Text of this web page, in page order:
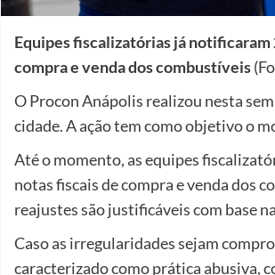
Equipes fiscalizatórias já
compra e venda dos combustíveis
O Procon Anápolis realizou nesta
cidade. A ação tem como objetivo o
Até o momento, as equipes
notas fiscais de compra e venda dos
reajustes são justificáveis com base
Caso as irregularidades sejam
caracterizado como prática abusiva,